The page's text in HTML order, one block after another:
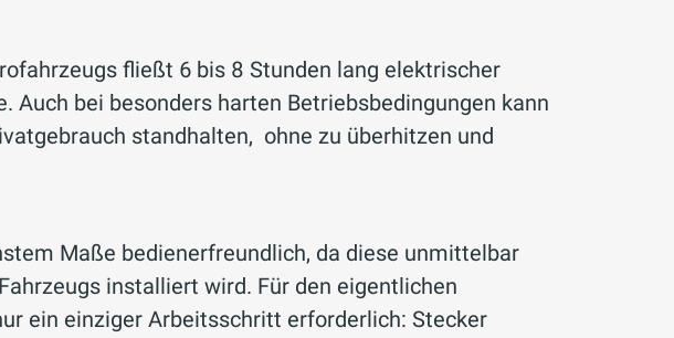
fließt 6 bis 8 Stunden lang elektrischer
Auch bei besonders harten Betriebsbedingungen kann
standhalten, ohne zu überhitzen und
Maße bedienerfreundlich, da diese unmittelbar
installiert wird. Für den eigentlichen
ein einziger Arbeitsschritt erforderlich: Stecker